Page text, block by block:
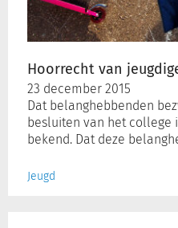
Hoorrecht van
23 december 2015
Dat belanghebbenden
besluiten van het college
bekend. Dat deze
Jeugd